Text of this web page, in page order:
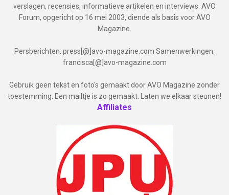
verslagen, recensies, informatieve artikelen en interviews. AVO
Forum, opgericht op 16 mei 2003, diende als basis voor AVO
Magazine.
Persberichten: press[@]avo-magazine.com Samenwerkingen:
francisca[@]avo-magazine.com
Gebruik geen tekst en foto's gemaakt door AVO Magazine zonder
toestemming. Een mailtje is zo gemaakt. Laten we elkaar steunen!
Affiliates